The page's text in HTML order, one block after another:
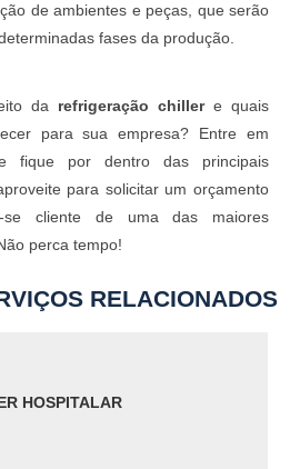
de ambientes e peças, que serão
fases da produção.
da refrigeração chillere quais
para sua empresa? Entre em
fique por dentro das principais
para solicitar um orçamento
se cliente de uma das maiores
perca tempo!
RELACIONADOS
HOSPITALAR